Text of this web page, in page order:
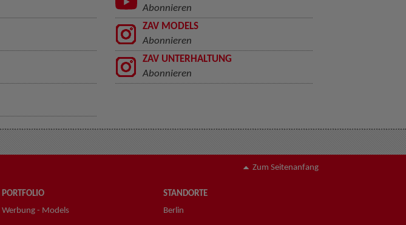
Abonnieren
ZAV MODELS
Abonnieren
ZAV UNTERHALTUNG
Abonnieren
Zum Seitenanfang
PORTFOLIO
Werbung - Models
STANDORTE
Berlin